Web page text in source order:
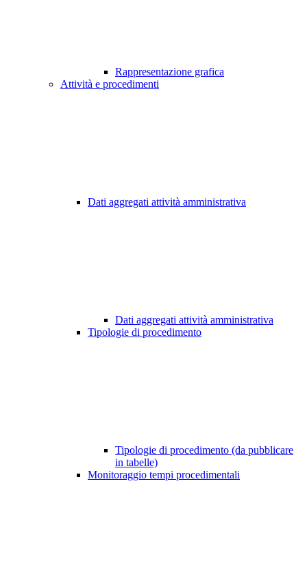
Rappresentazione grafica
Attività e procedimenti
Dati aggregati attività amministrativa
Dati aggregati attività amministrativa
Tipologie di procedimento
Tipologie di procedimento (da pubblicare
in tabelle)
Monitoraggio tempi procedimentali